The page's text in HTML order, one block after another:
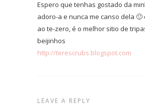
Espero que tenhas gostado da
adoro-a e nunca me canso dela
ao te-zero, é o melhor sitio de
beijinhos
http://terescrubs.blogspot.com
LEAVE A REPLY